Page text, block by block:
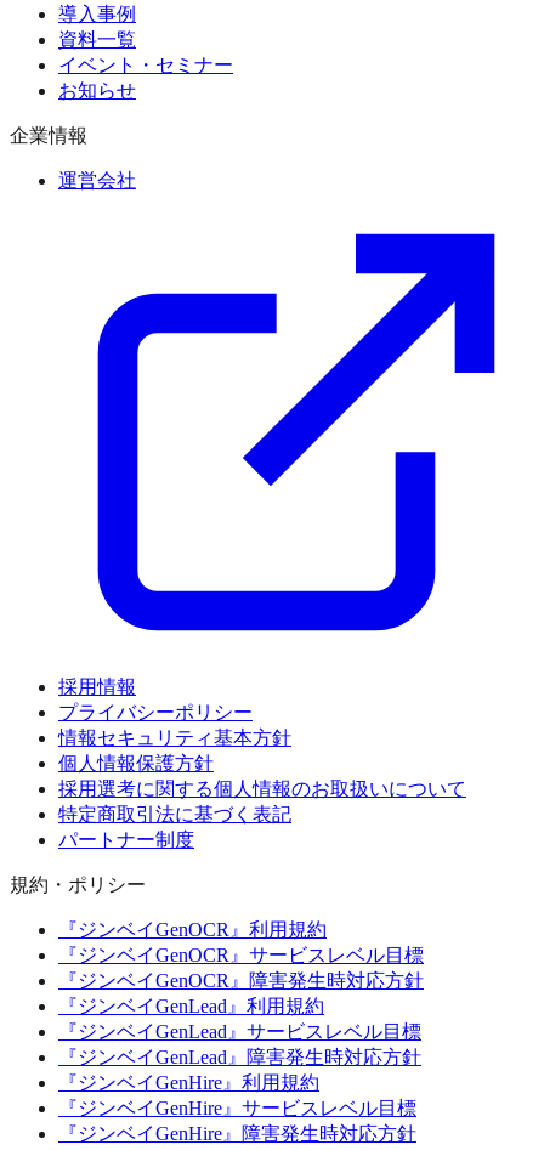
導入事例
資料一覧
イベント・セミナー
お知らせ
企業情報
運営会社
採用情報
プライバシーポリシー
情報セキュリティ基本方針
個人情報保護方針
採用選考に関する個人情報のお取扱いについて
特定商取引法に基づく表記
パートナー制度
規約・ポリシー
『ジンベイGenOCR』利用規約
『ジンベイGenOCR』サービスレベル目標
『ジンベイGenOCR』障害発生時対応方針
『ジンベイGenLead』利用規約
『ジンベイGenLead』サービスレベル目標
『ジンベイGenLead』障害発生時対応方針
『ジンベイGenHire』利用規約
『ジンベイGenHire』サービスレベル目標
『ジンベイGenHire』障害発生時対応方針